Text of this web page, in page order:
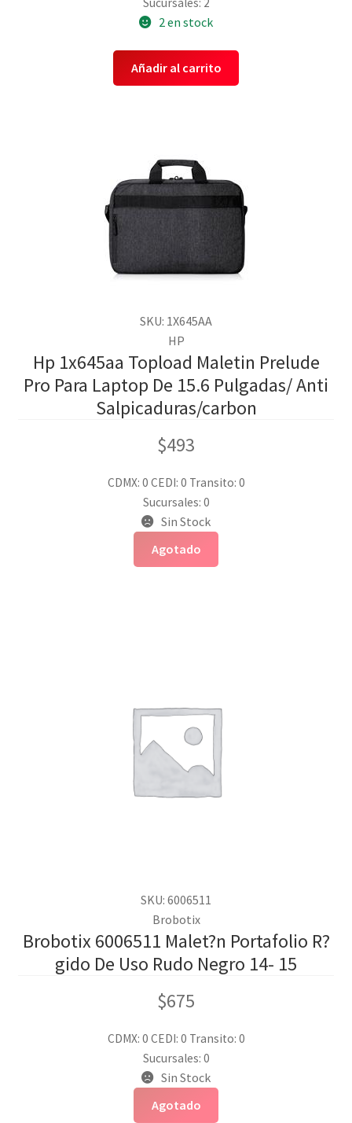
2 en stock
Añadir al carrito
SKU: 1X645AA
HP
Hp 1x645aa Topload Maletin Prelude
Pro Para Laptop De 15.6 Pulgadas/ Anti
Salpicaduras/carbon
$493
CDMX: 0 CEDI: 0 Transito: 0
Sucursales: 0
Sin Stock
Agotado
SKU: 6006511
Brobotix
Brobotix 6006511 Malet?n Portafolio R?
gido De Uso Rudo Negro 14- 15
$675
CDMX: 0 CEDI: 0 Transito: 0
Sucursales: 0
Sin Stock
Agotado